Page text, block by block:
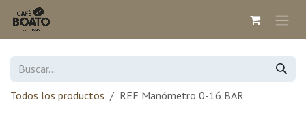
Ir al contenido
Todos los productos REF Manómetro 0-16 BAR